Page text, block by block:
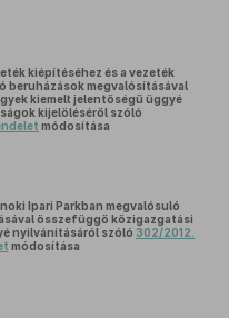
kiépítéséhez és a vezeték
beruházások megvalósításával
kiemelt jelentőségű üggyé
kijelöléséről szóló
módosítása
Ipari Parkban megvalósuló
összefüggő közigazgatási
nyilvánításáról szóló 302/2012.
módosítása